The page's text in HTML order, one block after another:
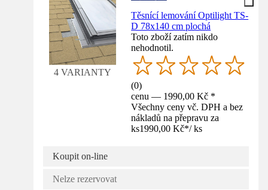
4 VARIANTY
Těsnící lemování Optilight TS-
D 78x140 cm plochá
Toto zboží zatím nikdo
nehodnotil.
(0)
cenu — 1990,00 Kč *
Všechny ceny vč. DPH a bez
nákladů na přepravu za
ks1990,00 Kč*/ ks
Koupit on-line
Nelze rezervovat